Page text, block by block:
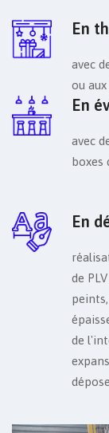
En
avec
ou
En
avec
boxes
En
de
de